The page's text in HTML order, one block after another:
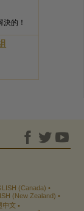
的！
(Canada)
(New Zealand)
中文